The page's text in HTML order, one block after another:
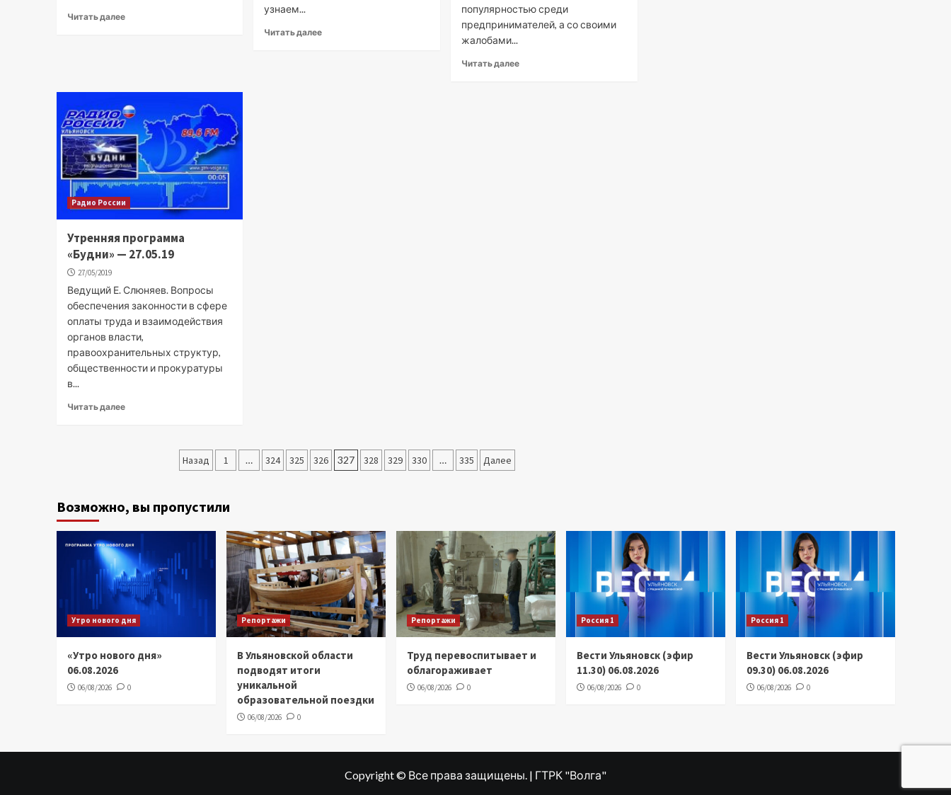
Читать далее
узнаем...
Читать далее
популярностью среди
предпринимателей, а со своими
жалобами...
Читать далее
Радио России
Утренняя программа
«Будни» — 27.05.19
27/05/2019
Ведущий Е. Слюняев. Вопросы
обеспечения законности в сфере
оплаты труда и взаимодействия
органов власти,
правоохранительных структур,
общественности и прокуратуры
в...
Читать далее
Пагинация
Назад 1 … 324 325 326 327 328 329 330 … 335 Далее
Возможно, вы пропустили
Утро нового дня
«Утро нового дня»
06.08.2026
06/08/2026 0
Репортажи
В Ульяновской области
подводят итоги
уникальной
образовательной поездки
06/08/2026 0
Репортажи
Труд перевоспитывает и
облагораживает
06/08/2026 0
Россия 1
Вести Ульяновск (эфир
11.30) 06.08.2026
06/08/2026 0
Россия 1
Вести Ульяновск (эфир
09.30) 06.08.2026
06/08/2026 0
Copyright © Все права защищены. | ГТРК "Волга"